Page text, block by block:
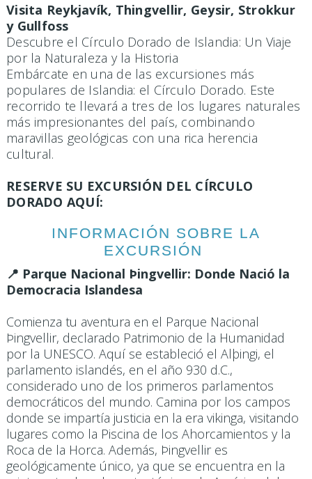
Visita Reykjavík, Thingvellir, Geysir, Strokkur
y Gullfoss
Descubre el Círculo Dorado de Islandia: Un Viaje
por la Naturaleza y la Historia
Embárcate en una de las excursiones más
populares de Islandia: el Círculo Dorado. Este
recorrido te llevará a tres de los lugares naturales
más impresionantes del país, combinando
maravillas geológicas con una rica herencia
cultural.​
RESERVE SU EXCURSIÓN DEL CÍRCULO
DORADO AQUÍ:
INFORMACIÓN SOBRE LA
EXCURSIÓN
📍 Parque Nacional Þingvellir: Donde Nació la
Democracia Islandesa
Comienza tu aventura en el Parque Nacional
Þingvellir, declarado Patrimonio de la Humanidad
por la UNESCO. Aquí se estableció el Alþingi, el
parlamento islandés, en el año 930 d.C.,
considerado uno de los primeros parlamentos
democráticos del mundo. Camina por los campos
donde se impartía justicia en la era vikinga, visitando
lugares como la Piscina de los Ahorcamientos y la
Roca de la Horca. Además, Þingvellir es
geológicamente único, ya que se encuentra en la